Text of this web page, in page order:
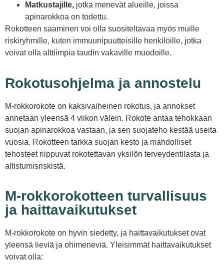
Matkustajille, jotka menevät alueille, joissa
apinarokkoa on todettu.
Rokotteen saaminen voi olla suositeltavaa myös muille
riskiryhmille, kuten immuunipuutteisille henkilöille, jotka
voivat olla alttiimpia taudin vakaville muodoille.
Rokotusohjelma ja annostelu
M-rokkorokote on kaksivaiheinen rokotus, ja annokset
annetaan yleensä 4 viikon välein. Rokote antaa tehokkaan
suojan apinarokkoa vastaan, ja sen suojateho kestää useita
vuosia. Rokotteen tarkka suojan kesto ja mahdolliset
tehosteet riippuvat rokotettavan yksilön terveydentilasta ja
altistumisriskistä.
M-rokkorokotteen turvallisuus
ja haittavaikutukset
M-rokkorokote on hyvin siedetty, ja haittavaikutukset ovat
yleensä lieviä ja ohimeneviä. Yleisimmät haittavaikutukset
voivat olla: